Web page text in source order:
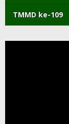
TMMD ke-109